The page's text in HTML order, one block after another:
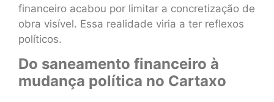
financeiro acabou por limitar a concretização de
obra visível. Essa realidade viria a ter reflexos
políticos.
Do saneamento financeiro à
mudança política no Cartaxo